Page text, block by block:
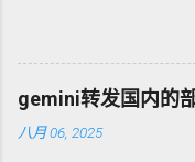
和
现这一
术负责
正式成为 RFC 9000 后
一个新的答案： Media
协议，更是一场关于“
一、 历史的包袱：为什
我们先看一眼现有的“两
gemini转发国内的
八月 06, 2025